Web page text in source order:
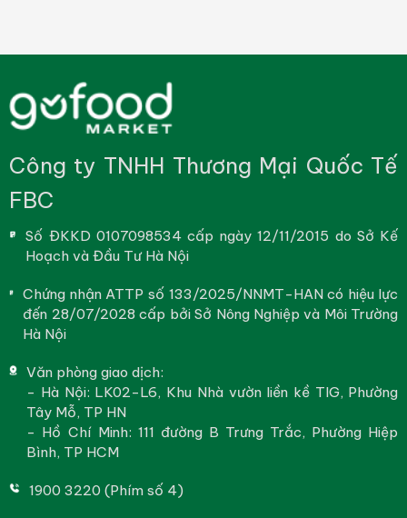
Công ty TNHH Thương Mại Quốc Tế
FBC
Số ĐKKD 0107098534 cấp ngày 12/11/2015 do Sở Kế
Hoạch và Đầu Tư Hà Nội
Chứng nhận ATTP số 133/2025/NNMT-HAN có hiệu lực
đến 28/07/2028 cấp bởi Sở Nông Nghiệp và Môi Trường
Hà Nội
Văn phòng giao dịch:
- Hà Nội: LK02-L6, Khu Nhà vườn liền kề TIG, Phường
Tây Mỗ, TP HN
- Hồ Chí Minh: 111 đường B Trưng Trắc, Phường Hiệp
Bình, TP HCM
1900 3220 (Phím số 4)